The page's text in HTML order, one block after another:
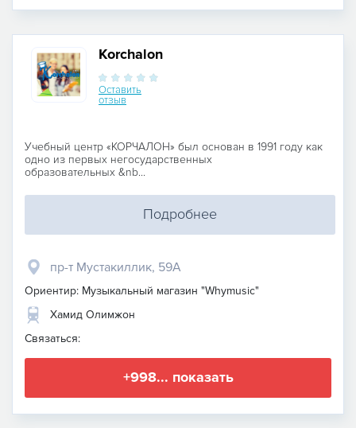
Korchalon
Оставить
отзыв
Учебный центр «КОРЧАЛОН» был основан в 1991 году как
одно из первых негосударственных
образовательных &nb...
Подробнее
пр-т Мустакиллик, 59A
Ориентир: Музыкальный магазин "Whymusic"
Хамид Олимжон
Связаться:
+998... показать